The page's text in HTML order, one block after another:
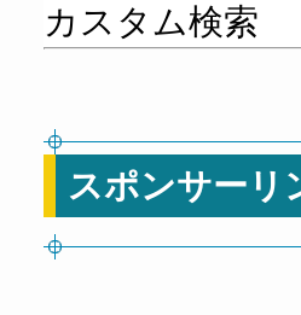
カスタム検索
スポンサーリ